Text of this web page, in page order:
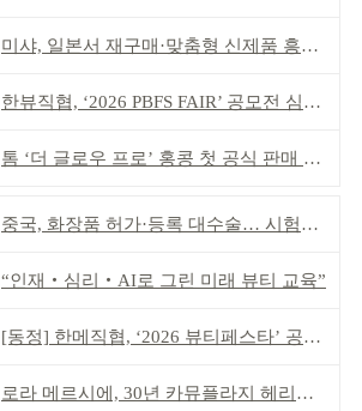
미샤, 일본서 재구매·맞춤형 신제품 흥행 ‘쌍끌이’
한뷰직협, ‘2026 PBFS FAIR’ 공모전 심사 성료
톰 ‘더 글로우 프로’ 홍콩 첫 공식 판매 완판
중국, 화장품 허가·등록 대수술… 시험자료 공용 허용
“인재‧심리‧AI로 그린 미래 뷰티 교육”
[동정] 한메직협, ‘2026 뷰티페스타’ 공동 주최
로라 메르시에, 30년 카뮤플라지 헤리티지 담아